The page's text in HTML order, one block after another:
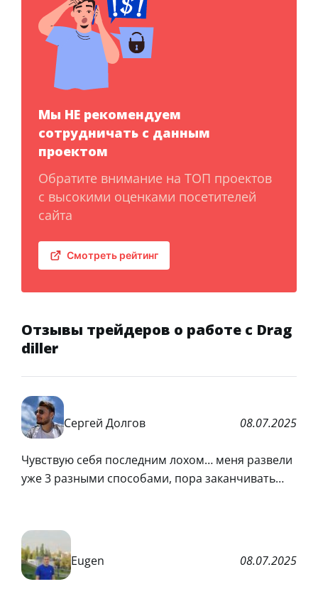
Мы НЕ рекомендуем
сотрудничать с данным
проектом
Обратите внимание на ТОП проектов
с высокими оценками посетителей
сайта
Смотреть рейтинг
Отзывы трейдеров о работе с Drag
diller
Сергей Долгов 08.07.2025
Чувствую себя последним лохом… меня развели
уже 3 разными способами, пора заканчивать…
Eugen 08.07.2025